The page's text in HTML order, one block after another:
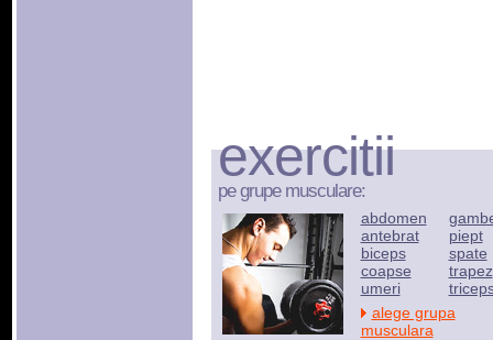
exercitii
pe grupe musculare:
abdomen
antebrat
biceps
coapse
umeri
piept
spate
trapez
alege grupa
musculara